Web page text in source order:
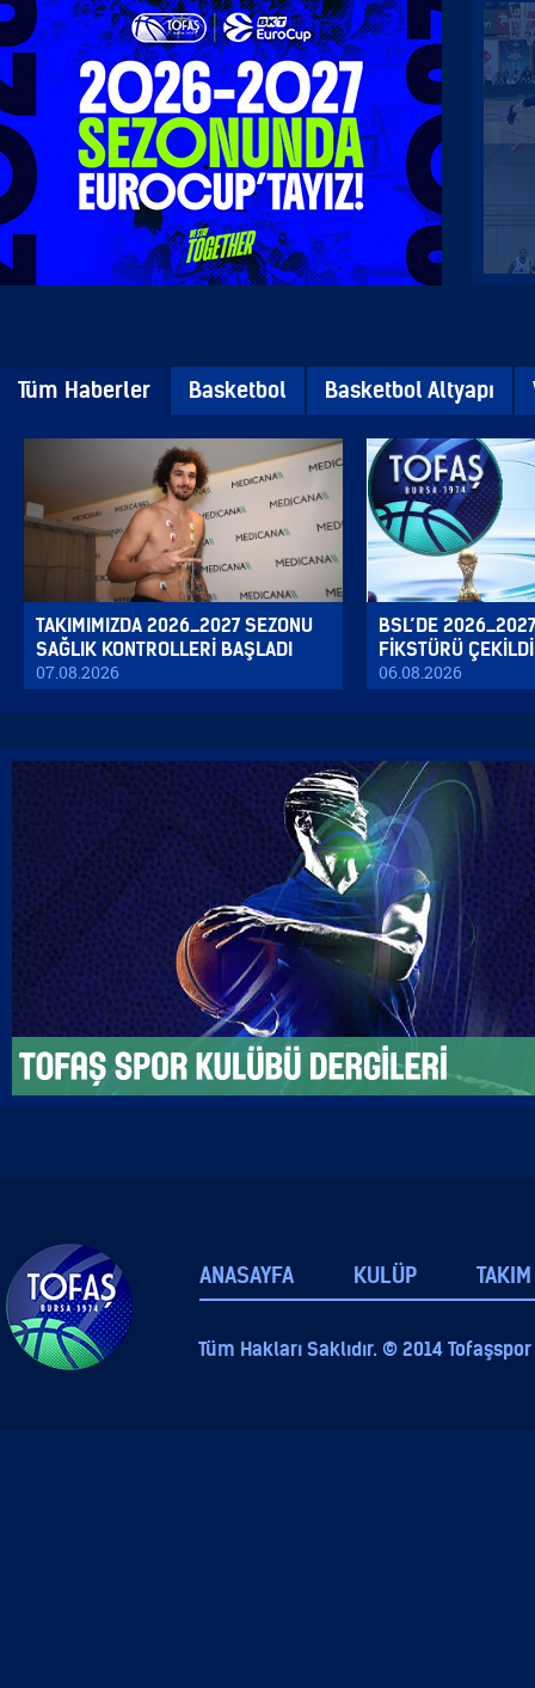
Tüm Haberler Basketbol Basketbol Altyapı
TAKIMIMIZDA 2026_2027 SEZONU
SAĞLIK KONTROLLERİ BAŞLADI
07.08.2026
BSL’DE
FİKSTÜRÜ ÇEKİLDİ
06.08.2026
ANASAYFA KULÜP TAKIM
Tüm Hakları Saklıdır. © 2014 Tofaşspor